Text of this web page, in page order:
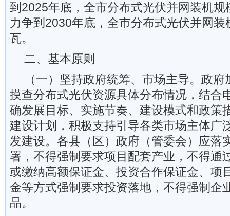
到2025年底，全市分布式光伏并网装机
力争到2030年底，全市分布式光伏并网
瓦。
二、基本原则
（一）坚持政府统筹、市场主导。政
摸查分布式光伏资源具体分布情况，结合
确发展目标、实施节奏、建设模式和政策
建设计划，积极支持引导各类市场主体广
发建设。各县（区）政府（管委会）应落
署，不得强制要求项目配套产业，不得通
或缴纳高额保证金、投资合作保证金、项
金等方式强制要求投资落地，不得强制企
品。